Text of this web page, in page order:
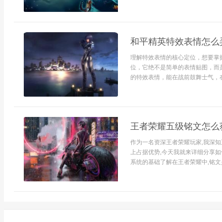
和平精英特效表情怎
理解特效表情的核心定位，想要
位，它绝不是简单的表情贴图，
的特效表情，能在战前鼓舞士气
王者荣耀五级铭文怎
作为一名资深王者荣耀玩家,我深
上占据优势,今天我就来详细分享
系统的基础了解在王者荣耀中,铭